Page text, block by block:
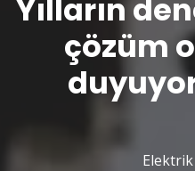
Yılların
çözüm